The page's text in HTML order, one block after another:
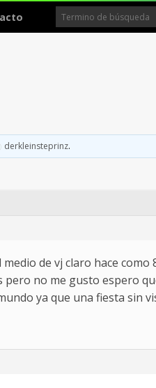
derkleinsteprinz.
de vj claro hace
no me gusto espero
ya que una fiesta sin